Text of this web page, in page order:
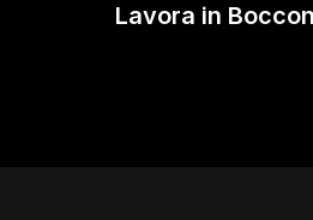
Lavora in